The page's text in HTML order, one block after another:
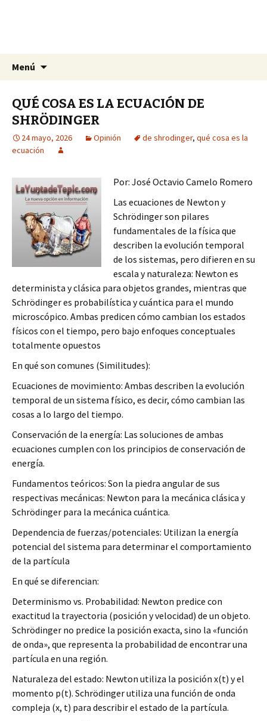
La Yunta de Tepic
La nueva opción en información
Menú
QUÉ COSA ES LA ECUACIÓN DE
SHRÖDINGER
24 mayo, 2026 Opinión de shrodinger, qué cosa es la
ecuación
Por: José Octavio Camelo Romero
Las ecuaciones de Newton y
Schrödinger son pilares
fundamentales de la física que
describen la evolución temporal
de los sistemas, pero difieren en su
escala y naturaleza: Newton es
determinista y clásica para objetos grandes, mientras que
Schrödinger es probabilística y cuántica para el mundo
microscópico. Ambas predicen cómo cambian los estados
físicos con el tiempo, pero bajo enfoques conceptuales
totalmente opuestos
En qué son comunes (Similitudes):
Ecuaciones de movimiento: Ambas describen la evolución
temporal de un sistema físico, es decir, cómo cambian las
cosas a lo largo del tiempo.
Conservación de la energía: Las soluciones de ambas
ecuaciones cumplen con los principios de conservación de
energía.
Fundamentos teóricos: Son la piedra angular de sus
respectivas mecánicas: Newton para la mecánica clásica y
Schrödinger para la mecánica cuántica.
Dependencia de fuerzas/potenciales: Utilizan la energía
potencial del sistema para determinar el comportamiento
de la partícula
En qué se diferencian:
Determinismo vs. Probabilidad: Newton predice con
exactitud la trayectoria (posición y velocidad) de un objeto.
Schrödinger no predice la posición exacta, sino la «función
de onda», que representa la probabilidad de encontrar una
partícula en una región.
Naturaleza del estado: Newton utiliza la posición x(t) y el
momento p(t). Schrödinger utiliza una función de onda
compleja (x, t) para describir el estado de la partícula.